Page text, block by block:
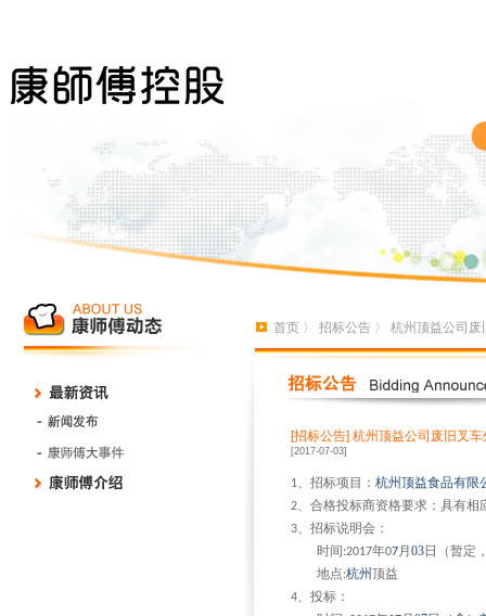
首页 〉 招标公告 〉 杭州顶益公司
[招标公告] 杭州顶益公司废旧叉
[2017-07-03]
1、招标项目： 杭州顶益食品有限
2、合格投标商资格要求：具有相
3、招标说明会：
时间 :2017年07月 03日（暂定
地点:杭州顶益
4、投标：